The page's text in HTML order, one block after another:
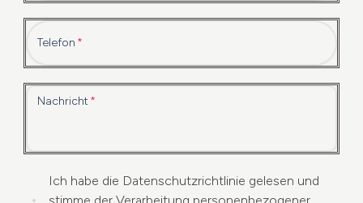
Telefon
Nachricht
Ich habe die Datenschutzrichtlinie gelesen und